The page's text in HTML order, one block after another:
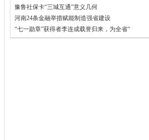
豫鲁社保卡“三城互通”意义几何
河南24条金融举措赋能制造强省建设
“七一勋章”获得者李连成载誉归来，为全省“